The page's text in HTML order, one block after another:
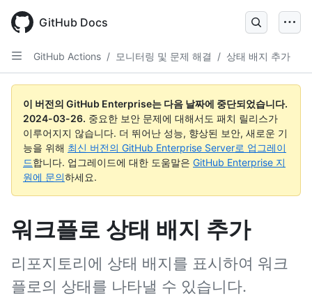
main
content
GitHub Docs
GitHub Actions / 모니터링 및 문제 해결 / 상태 배지 추가
이 버전의 GitHub Enterprise는 다음 날짜에 중단되었습니다.
2024-03-26. 중요한 보안 문제에 대해서도 패치 릴리스가
이루어지지 않습니다. 더 뛰어난 성능, 향상된 보안, 새로운 기
능을 위해 최신 버전의 GitHub Enterprise Server로 업그레이
드합니다. 업그레이드에 대한 도움말은 GitHub Enterprise 지
원에 문의하세요.
워크플로 상태 배지 추가
리포지토리에 상태 배지를 표시하여 워크
플로의 상태를 나타낼 수 있습니다.